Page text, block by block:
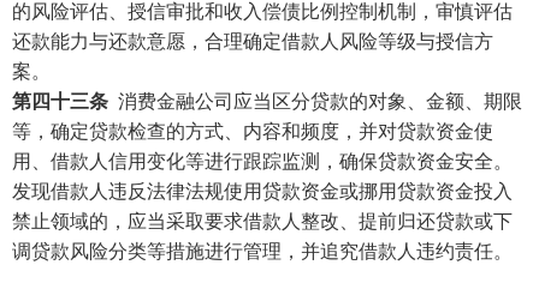
的风险评估、授信审批和收入偿债比例控制机制，审慎评估
还款能力与还款意愿，合理确定借款人风险等级与授信方
案。
第四十三条 消费金融公司应当区分贷款的对象、金额、期限
等，确定贷款检查的方式、内容和频度，并对贷款资金使
用、借款人信用变化等进行跟踪监测，确保贷款资金安全。
发现借款人违反法律法规使用贷款资金或挪用贷款资金投入
禁止领域的，应当采取要求借款人整改、提前归还贷款或下
调贷款风险分类等措施进行管理，并追究借款人违约责任。